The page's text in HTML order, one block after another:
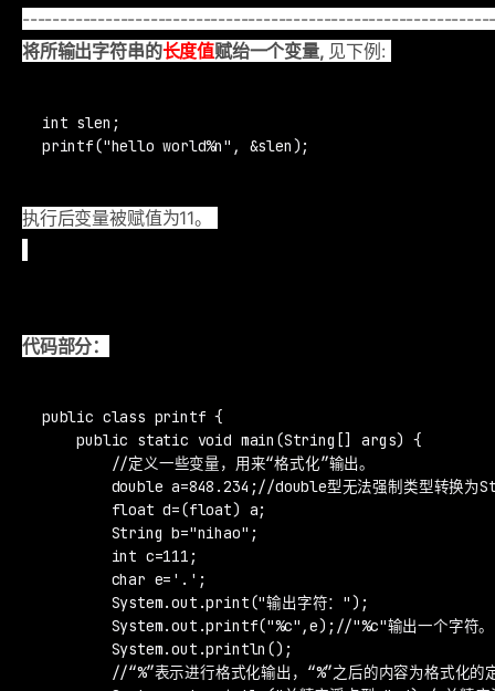
将所输出字符串的长度值赋绐一个变量, 见下例:
int slen;
printf("hello world%n", &slen);
执行后变量被赋值为11。
代码部分：
public class printf {
public static void main(String[] args) {
//定义一些变量，用来“格式化”输出。
double a=848.234;//double型无法强制类型转换为
float d=(float) a;
String b="nihao";
int c=111;
char e='.';
System.out.print("输出字符：");
System.out.printf("%c",e);//"%c"输出一个字符。
System.out.println();
//“%”表示进行格式化输出，“%”之后的内容为格式化的